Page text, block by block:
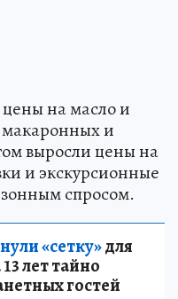
на масло и
и
выросли цены на
и экскурсионные
спросом.
«сетку»для
лет тайно
гостей